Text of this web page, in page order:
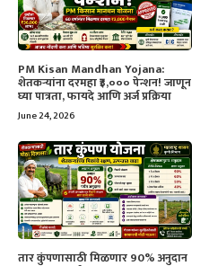
PM Kisan Mandhan Yojana:
शेतकऱ्यांना दरमहा ₹३,००० पेन्शन! जाणून
घ्या पात्रता, फायदे आणि अर्ज प्रक्रिया
June 24, 2026
तार कुंपणासाठी मिळणार 90% अनुदान